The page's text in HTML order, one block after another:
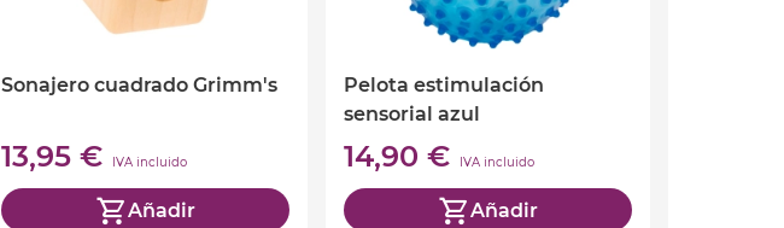
Sonajero cuadrado Grimm's
13,95 € IVA incluido
Añadir
Pelota estimulación
sensorial azul
14,90 € IVA incluido
Añadir